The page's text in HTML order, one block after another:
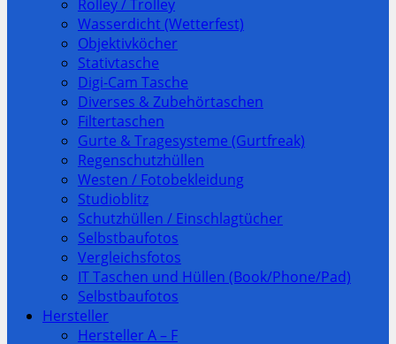
Rolley / Trolley
Wasserdicht (Wetterfest)
Objektivköcher
Stativtasche
Digi-Cam Tasche
Diverses & Zubehörtaschen
Filtertaschen
Gurte & Tragesysteme (Gurtfreak)
Regenschutzhüllen
Westen / Fotobekleidung
Studioblitz
Schutzhüllen / Einschlagtücher
Selbstbaufotos
Vergleichsfotos
IT Taschen und Hüllen (Book/Phone/Pad)
Selbstbaufotos
Hersteller
Hersteller A – F